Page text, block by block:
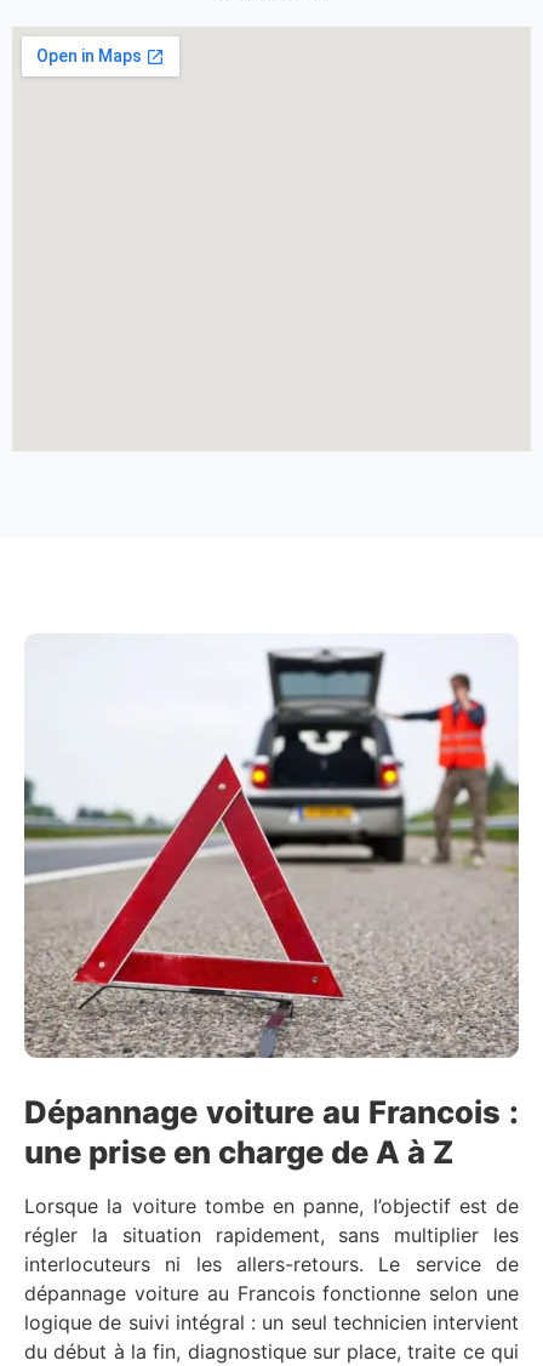
Dépannage voiture au Francois :
une prise en charge de A à Z
Lorsque la voiture tombe en panne, l’objectif est de
régler la situation rapidement, sans multiplier les
interlocuteurs ni les allers-retours. Le service de
dépannage voiture au Francois fonctionne selon une
logique de suivi intégral : un seul technicien intervient
du début à la fin, diagnostique sur place, traite ce qui